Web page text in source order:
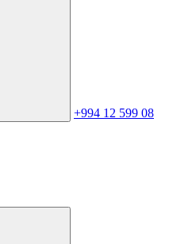
+994 12 599 08